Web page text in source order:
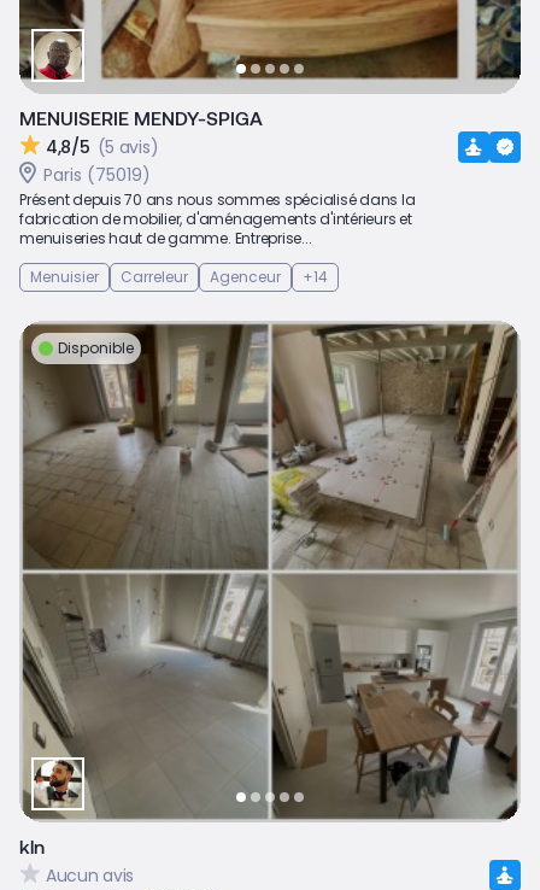
MENUISERIE MENDY-SPIGA
4,8/5 (5 avis)
Paris (75019)
Présent depuis 70 ans nous sommes spécialisé dans la
fabrication de mobilier, d'aménagements d'intérieurs et
menuiseries haut de gamme. Entreprise...
Menuisier
Carreleur Agenceur +14
Disponible
kln
Aucun avis